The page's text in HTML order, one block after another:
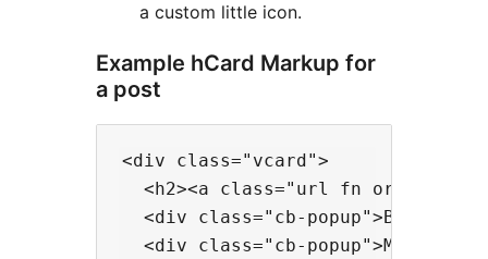
a custom little icon.
Example hCard Markup for
a post
<div class="vcard">
<h2><a class="url fn org"
<div class="cb-popup">Balacs
<div class="cb-popup">Mon-Fri,